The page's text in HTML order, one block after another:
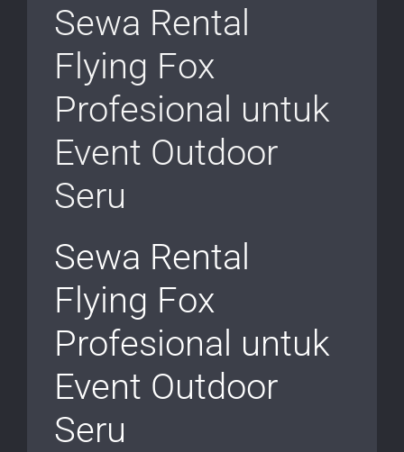
Sewa Rental
Flying Fox
Profesional untuk
Event Outdoor
Seru
Sewa Rental
Flying Fox
Profesional untuk
Event Outdoor
Seru